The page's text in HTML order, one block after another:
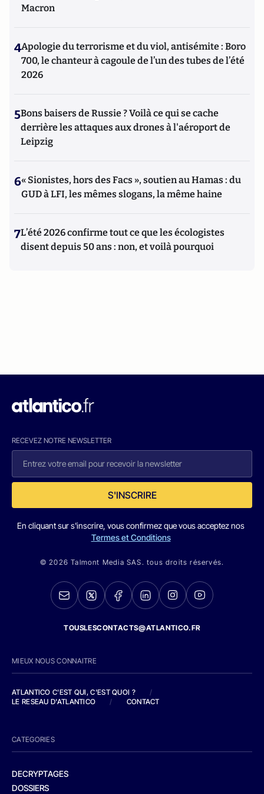
Macron
4Apologie du terrorisme et du viol, antisémite : Boro
700, le chanteur à cagoule de l’un des tubes de l’été
2026
5Bons baisers de Russie ? Voilà ce qui se cache
derrière les attaques aux drones à l'aéroport de
Leipzig
6« Sionistes, hors des Facs », soutien au Hamas : du
GUD à LFI, les mêmes slogans, la même haine
7L’été 2026 confirme tout ce que les écologistes
disent depuis 50 ans : non, et voilà pourquoi
RECEVEZ NOTRE NEWSLETTER
S'INSCRIRE
En cliquant sur s'inscrire, vous confirmez que vous acceptez nos
Termes et Conditions
© 2026 Talmont Media SAS. tous droits réservés.
TOUSLESCONTACTS@ATLANTICO.FR
MIEUX NOUS CONNAITRE
ATLANTICO C'EST QUI, C'EST QUOI ?
/
LE RESEAU D'ATLANTICO
/ CONTACT
CATEGORIES
DECRYPTAGES
DOSSIERS